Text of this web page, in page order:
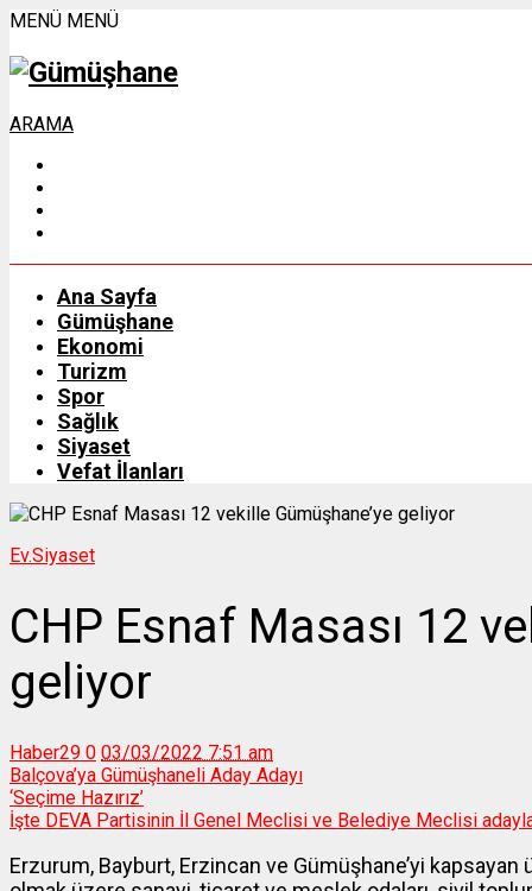
MENÜ MENÜ
ARAMA
Ana Sayfa
Gümüşhane
Ekonomi
Turizm
Spor
Sağlık
Siyaset
Vefat İlanları
Ev.Siyaset
CHP Esnaf Masası 12
geliyor
Haber29 0 03/03/2022 7:51 am
Balçova’ya Gümüşhaneli Aday Adayı
‘Seçime Hazırız’
İşte DEVA Partisinin İl Genel Meclisi ve Belediye Meclisi
Erzurum, Bayburt, Erzincan ve Gümüşhane’yi